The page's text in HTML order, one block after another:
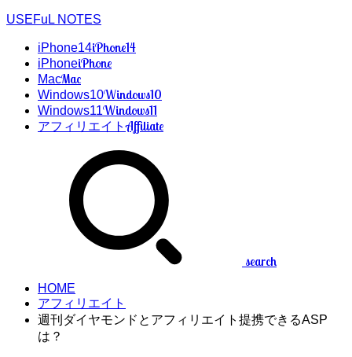
USEFuL NOTES
iPhone14iPhone14
iPhoneiPhone
MacMac
Windows10Windows10
Windows11Windows11
アフィリエイトAffiliate
search
HOME
アフィリエイト
週刊ダイヤモンドとアフィリエイト提携できるASP
は？